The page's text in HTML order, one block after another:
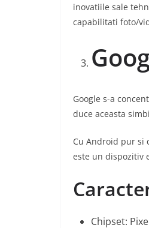
inovatiile sale
capabilitati foto/
Google s-a
duce aceasta
Cu Android pur si
este un dispozitiv
Chipset: